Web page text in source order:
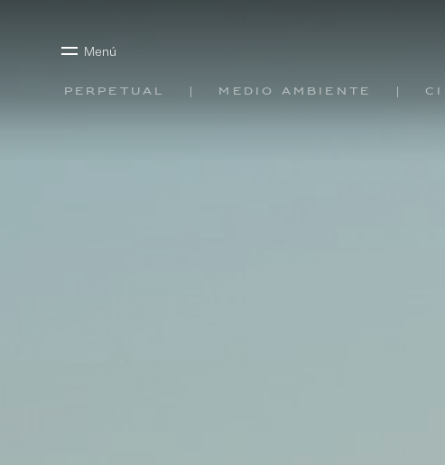
Menú
Perpetual Medio ambiente